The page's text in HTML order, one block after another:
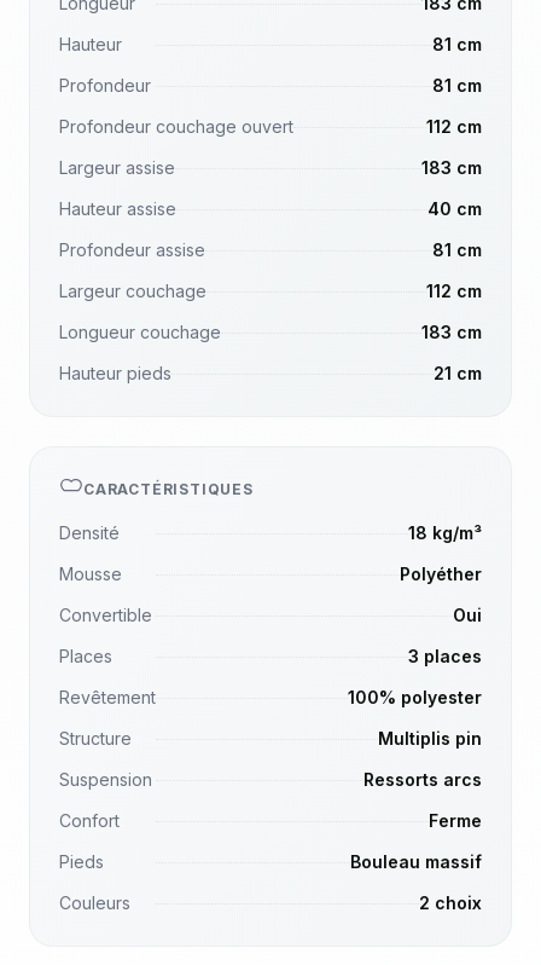
Hauteur
81 cm
Profondeur
81 cm
Profondeur couchage ouvert
112 cm
Largeur assise
183 cm
Hauteur assise
40 cm
Profondeur assise
81 cm
Largeur couchage
112 cm
Longueur couchage
183 cm
Hauteur pieds
21 cm
CARACTÉRISTIQUES
Densité
18 kg/m³
Mousse
Polyéther
Convertible
Oui
Places
3 places
Revêtement
100% polyester
Structure
Multiplis pin
Suspension
Ressorts arcs
Confort
Ferme
Pieds
Bouleau massif
Couleurs
2 choix